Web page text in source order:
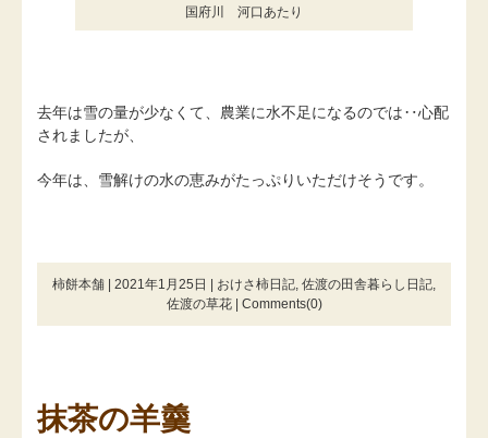
国府川 河口あたり
去年は雪の量が少なくて、農業に水不足になるのでは‥心配
されましたが、
今年は、雪解けの水の恵みがたっぷりいただけそうです。
柿餅本舗 | 2021年1月25日 | おけさ柿日記, 佐渡の田舎暮らし日記,
佐渡の草花| Comments(0)
抹茶の羊羹